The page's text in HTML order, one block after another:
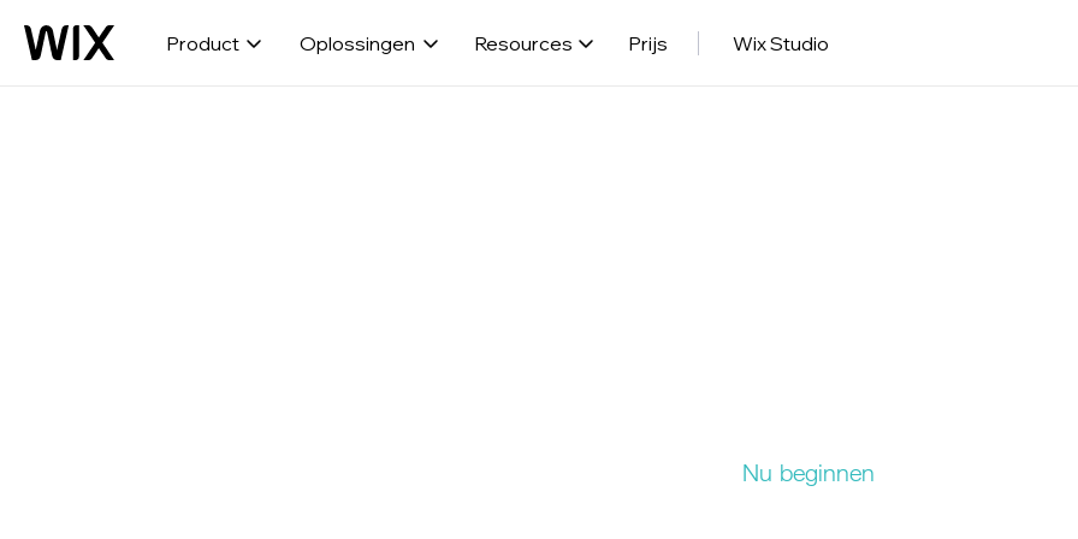
Product Oplossingen Resources Prijs Wix Studio
Nu beginnen